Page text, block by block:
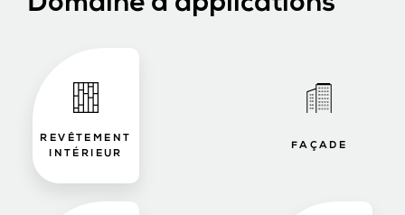
REVÊTEMENT
INTÉRIEUR
FAÇADE